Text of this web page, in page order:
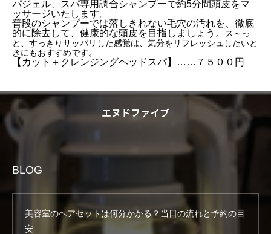
パジェル、スパ専用調合シャンプーで約5分間頭皮をマ
ッサージいたします。
普段のシャンプーでは落しきれない毛穴の汚れを、徹底
的に除去して、健康的な頭皮を目指しましょう。
ス～っ
と、すっきりサッパリした感覚は、気分をリフレッシュしたいと
きにもおすすめです。
【カット＋クレンジングヘッドスパ】……７５００円
エヌドファイブ
BLOG
美容室のヘアセットは何分かかる？当日の流れと予約の目
安